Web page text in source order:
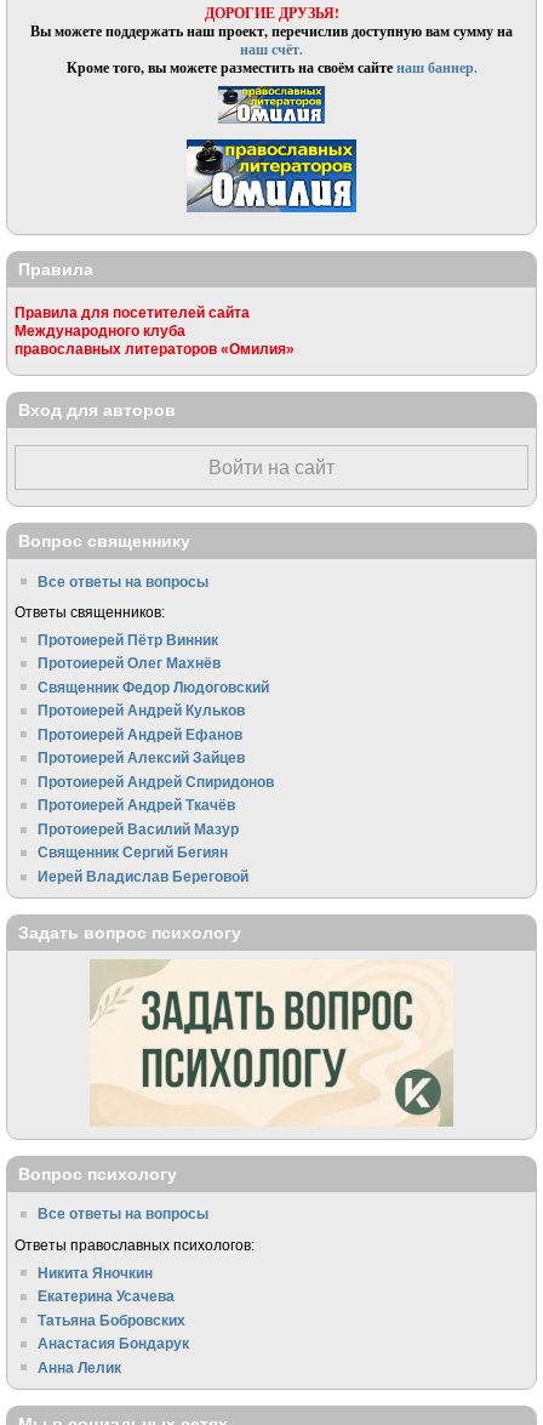
ДОРОГИЕ ДРУЗЬЯ!
Вы можете поддержать наш проект, перечислив доступную вам сумму на
наш счёт.
Кроме того, вы можете разместить на своём сайтенаш баннер.
Правила
Правила для посетителей сайта
Международного клуба
православных литераторов «Омилия»
Вход для авторов
Войти на сайт
Вопрос священнику
Все ответы на вопросы
Ответы священников:
Протоиерей Пётр Винник
Протоиерей Олег Махнёв
Священник Федор Людоговский
Протоиерей Андрей Кульков
Протоиерей Андрей Ефанов
Протоиерей Алексий Зайцев
Протоиерей Андрей Спиридонов
Протоиерей Андрей Ткачёв
Протоиерей Василий Мазур
Священник Сергий Бегиян
Иерей Владислав Береговой
Задать вопрос психологу
Вопрос психологу
Все ответы на вопросы
Ответы православных психологов:
Никита Яночкин
Екатерина Усачева
Татьяна Бобровских
Анастасия Бондарук
Анна Лелик